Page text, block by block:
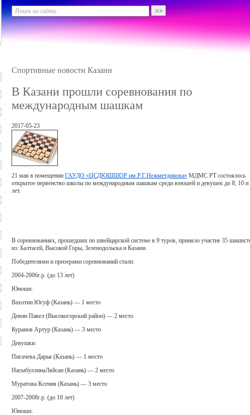
Спортивные новости Казани
В Казани прошли соревнования по
международным шашкам
2017-05-23
21 мая в помещении ГАУДО «ЦСДЮШШОР им.Р.Г.Нежметдинова» МДМС РТ состоялось
открытое первенство школы по международным шашкам среди юношей и девушек до 8, 10 и
лет.
В соревнованиях, прошедших по швейцарской системе в 9 туров, приняло участие 35
из: Балтасей, Высокой Горы, Зеленодольска и Казани.
Победителями и призерами соревнований стали:
2004-2006г.р. (до 13 лет)
Юноши:
Вахотин Юсуф (Казань) — 1 место
Девин Павел (Высокогорский район) — 2 место
Куранов Артур (Казань) — 3 место
Девушки:
Пигачева Дарья (Казань) — 1 место
НасыбуллинаЛяйсан (Казань) — 2 место
Муратова Ксения (Казань) — 3 место
2007-2008г.р. (до 10 лет)
Юноши: